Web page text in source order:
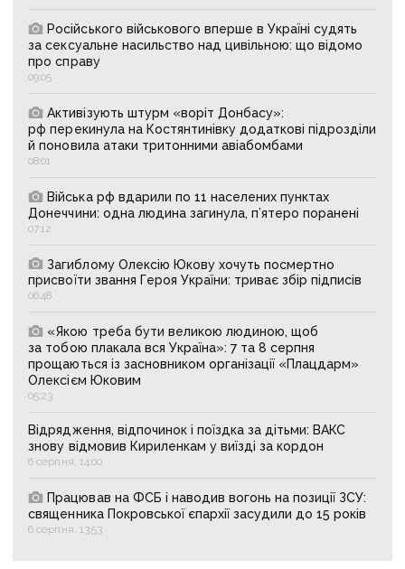
Російського військового вперше в Україні судять
за сексуальне насильство над цивільною: що відомо
про справу
09:05
Активізують штурм «воріт Донбасу»:
рф перекинула на Костянтинівку додаткові підрозділи
й поновила атаки тритонними авіабомбами
08:01
Війська рф вдарили по 11 населених пунктах
Донеччини: одна людина загинула, п’ятеро поранені
07:12
Загиблому Олексію Юкову хочуть посмертно
присвоїти звання Героя України: триває збір підписів
06:48
«Якою треба бути великою людиною, щоб
за тобою плакала вся Україна»: 7 та 8 серпня
прощаються із засновником організації «Плацдарм»
Олексієм Юковим
05:23
Відрядження, відпочинок і поїздка за дітьми: ВАКС
знову відмовив Кириленкам у виїзді за кордон
6 серпня, 14:00
Працював на ФСБ і наводив вогонь на позиції ЗСУ:
священника Покровської єпархії засудили до 15 років
6 серпня, 13:53